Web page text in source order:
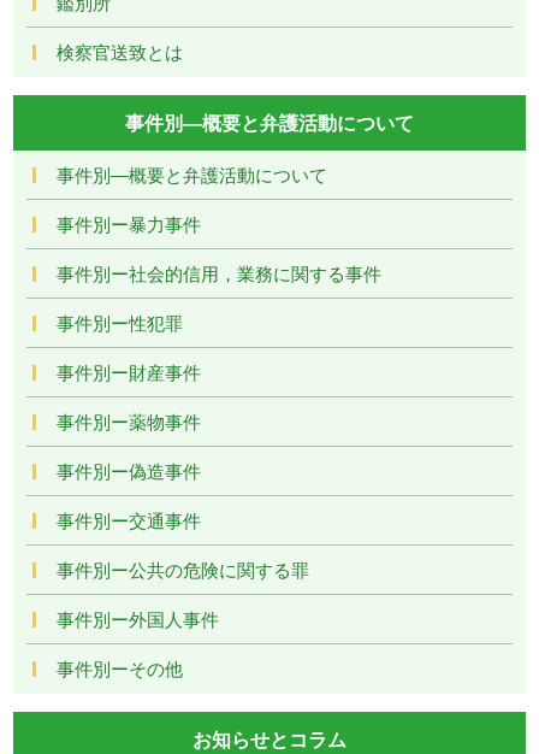
検察官送致とは
事件別―概要と弁護活動について
事件別―概要と弁護活動について
事件別ー暴力事件
事件別ー社会的信用，業務に関する事件
事件別ー性犯罪
事件別ー財産事件
事件別ー薬物事件
事件別ー偽造事件
事件別ー交通事件
事件別ー公共の危険に関する罪
事件別ー外国人事件
事件別ーその他
お知らせとコラム